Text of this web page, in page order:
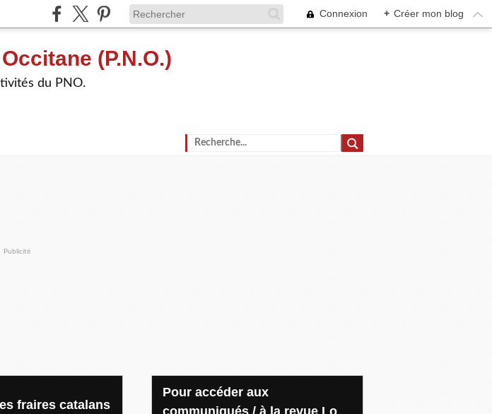
Connexion + Créer mon blog
(P.N.O.)
du PNO.
Publicité
fraires catalans
Pour accéder aux
communiqués / à la revue Lo